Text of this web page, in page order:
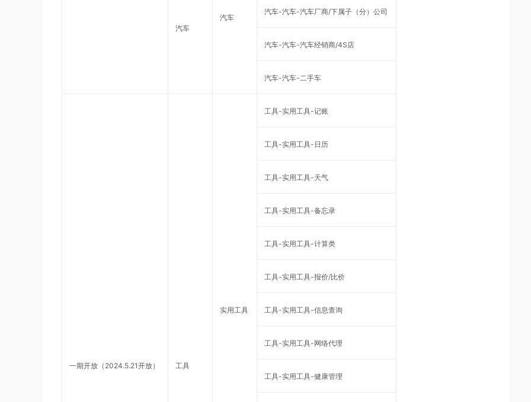
汽车
汽车
汽车-汽车-汽车厂商/下属子（分）公司
汽车-汽车-汽车经销商/4S店
汽车-汽车-二手车
一期开放（2024.5.21开放） 工具
实用工具
工具-实用工具-记账
工具-实用工具-日历
工具-实用工具-天气
工具-实用工具-备忘录
工具-实用工具-计算类
工具-实用工具-报价/比价
工具-实用工具-信息查询
工具-实用工具-网络代理
工具-实用工具-健康管理